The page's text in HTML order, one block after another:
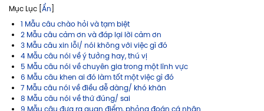
Mục Lục [ Ẩn
1 Mẫu câu chào hỏi và tạm biệt
2 Mẫu câu cảm ơn và đáp lại lời cảm ơn
3 Mẫu câu xin lỗi/ nói không với việc gì đó
4 Mẫu câu nói về ý tưởng hay, thú vị
5 Mẫu câu nói về chuyên gia trong một lĩnh vực
6 Mẫu câu khen ai đó làm tốt một việc gì đó
7 Mẫu câu nói về điều dễ dàng/ khó khăn
8 Mẫu câu nói về thứ đúng/ sai